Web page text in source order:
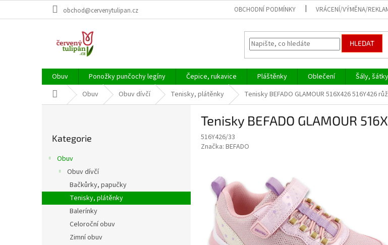
obchod@cervenytulipan.cz OBCHODNÍ PODMÍNKY VRÁCENÍ/VÝMĚNA/
HLEDAT
Obuv Ponožky punčochy legíny Čepice, rukavice Pláštěnky Oblečení Šály, šátky
Domů Obuv Obuv dívčí Tenisky, plátěnky Tenisky BEFADO GLAMOUR 516X426 516Y426
kategorie
Kategorie
Obuv
Obuv dívčí
Bačkůrky, papučky
Tenisky, plátěnky
Balerínky
Celoroční obuv
Zimní obuv
Tenisky BEFADO GLAMOUR
516Y426/33
Značka: BEFADO